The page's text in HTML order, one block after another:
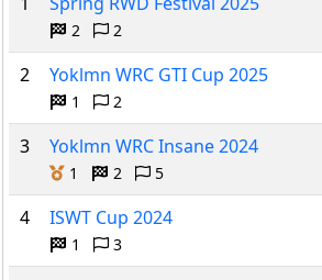
2 2
2 Yoklmn WRC GTI Cup 2025
1 2
3 Yoklmn WRC Insane 2024
1 2 5
4 ISWT Cup 2024
1 3